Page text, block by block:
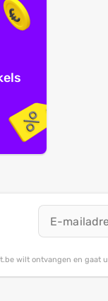
wilt ontvangen en gaat